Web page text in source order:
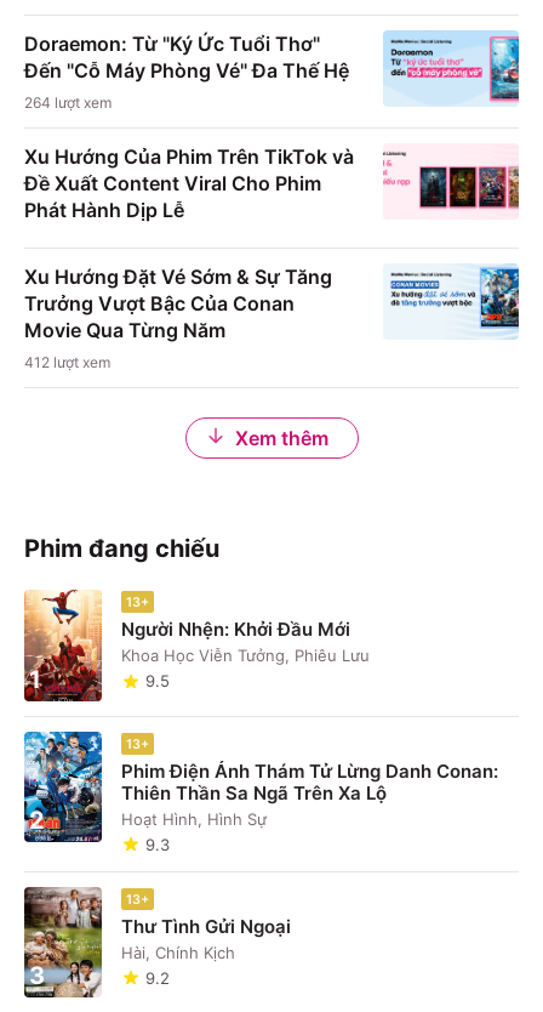
Doraemon: Từ "Ký Ức Tuổi Thơ"
Đến "Cỗ Máy Phòng Vé" Đa Thế Hệ
264 lượt xem
Xu Hướng Của Phim Trên TikTok và
Đề Xuất Content Viral Cho Phim
Phát Hành Dịp Lễ
Xu Hướng Đặt Vé Sớm & Sự Tăng
Trưởng Vượt Bậc Của Conan
Movie Qua Từng Năm
412 lượt xem
Xem thêm
Phim đang chiếu
1
13+
Người Nhện: Khởi Đầu Mới
Khoa Học Viễn Tưởng, Phiêu Lưu
9.5
2
13+
Phim Điện Ảnh Thám Tử Lừng Danh Conan:
Thiên Thần Sa Ngã Trên Xa Lộ
Hoạt Hình, Hình Sự
9.3
3
13+
Thư Tình Gửi Ngoại
Hài, Chính Kịch
9.2